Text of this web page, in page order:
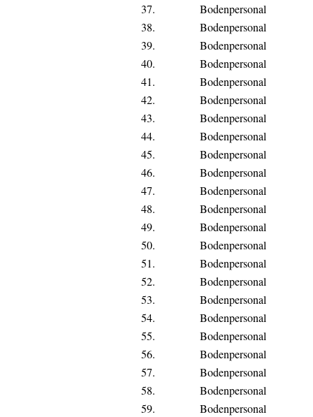
37.
Bodenpersonal
38.
Bodenpersonal
39.
Bodenpersonal
40.
Bodenpersonal
41.
Bodenpersonal
42.
Bodenpersonal
43.
Bodenpersonal
44.
Bodenpersonal
45.
Bodenpersonal
46.
Bodenpersonal
47.
Bodenpersonal
48.
Bodenpersonal
49.
Bodenpersonal
50.
Bodenpersonal
51.
Bodenpersonal
52.
Bodenpersonal
53.
Bodenpersonal
54.
Bodenpersonal
55.
Bodenpersonal
56.
Bodenpersonal
57.
Bodenpersonal
58.
Bodenpersonal
59.
Bodenpersonal